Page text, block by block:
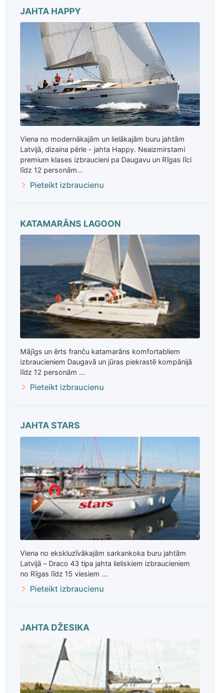
JAHTA HAPPY
Viena no modernākajām un lielākajām buru jahtām
Latvijā, dizaina pērle - jahta Happy. Neaizmirstami
premium klases izbraucieni pa Daugavu un Rīgas līci
līdz 12 personām...
Pieteikt izbraucienu
KATAMARĀNS LAGOON
Mājīgs un ērts franču katamarāns komfortabliem
izbraucieniem Daugavā un jūras piekrastē kompānijā
līdz 12 personām ...
Pieteikt izbraucienu
JAHTA STARS
Viena no ekskluzīvākajām sarkankoka buru jahtām
Latvijā – Draco 43 tipa jahta lieliskiem izbraucieniem
no Rīgas līdz 15 viesiem ...
Pieteikt izbraucienu
JAHTA DŽESIKA